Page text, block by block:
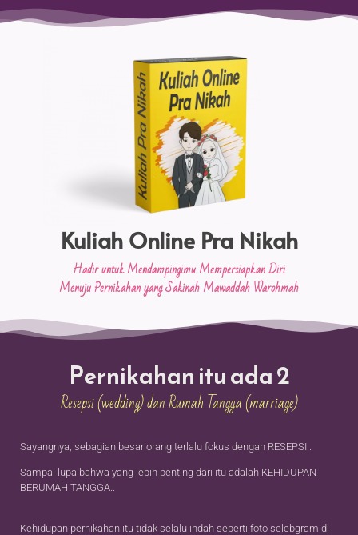
Kuliah Online Pra Nikah
Hadir untuk Mendampingimu Mempersiapkan Diri
Menuju Pernikahan yang Sakinah Mawaddah Warohmah
Pernikahan itu ada 2
Resepsi (wedding) dan Rumah Tangga (marriage)
Sayangnya, sebagian besar orang terlalu fokus dengan RESEPSI..
Sampai lupa bahwa yang lebih penting dari itu adalah KEHIDUPAN
BERUMAH TANGGA..
Kehidupan pernikahan itu tidak selalu indah seperti foto selebgram di